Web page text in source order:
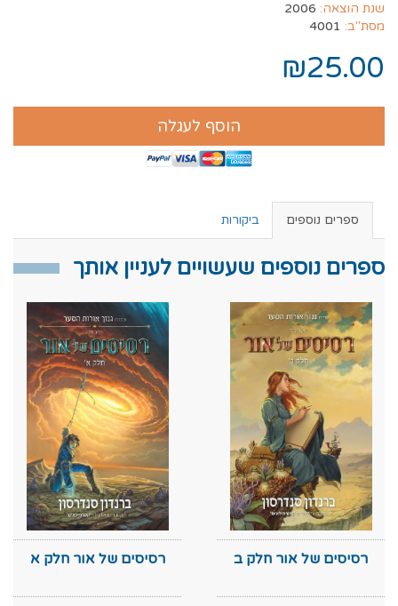
שנת הוצאה: 2006
מסת"ב: 4001
₪25.00
הוסף לעגלה
ספרים נוספים ביקורות
ספרים נוספים שעשויים לעניין אותך
רסיסים של אור חלק ב רסיסים של אור חלק א